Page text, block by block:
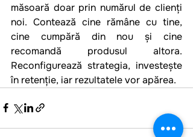
măsoară doar prin numărul de clienți
noi. Contează cine rămâne cu tine,
cine cumpără din nou și cine
recomandă produsul altora.
Reconfigurează strategia, investește
în retenție, iar rezultatele vor apărea.